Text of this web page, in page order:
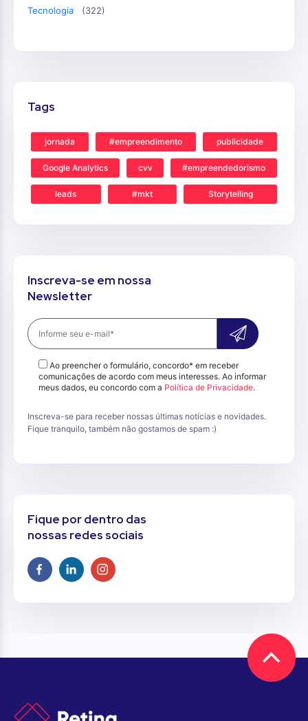
Tecnologia (322)
Tags
jornada #empreendimento publicidade
Google Analytics cvv #empreendedorismo
leads #mkt Storytelling
Inscreva-se em nossa
Newsletter
Ao preencher o formulário, concordo* em receber
comunicações de acordo com meus interesses. Ao informar
meus dados, eu concordo com a Política de Privacidade.
Inscreva-se para receber nossas últimas notícias e novidades.
Fique tranquilo, também não gostamos de spam :)
Fique por dentro das
nossas redes sociais